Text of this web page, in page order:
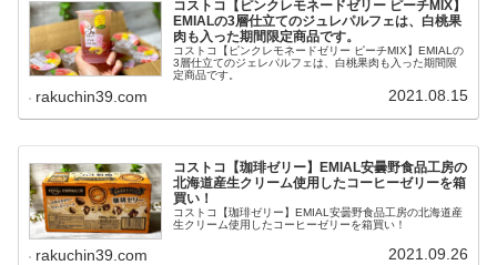
コストコ【ピンクレモネードゼリー ピーチMIX】
EMIALの3層仕立てのジュレパルフェは、白桃果
肉も入った期間限定商品です。
コストコ【ピンクレモネードゼリー ピーチMIX】EMIALの
3層仕立てのジェレパルフェは、白桃果肉も入った期間限
定商品です。
rakuchin39.com 2021.08.15
コストコ【珈琲ゼリー】EMIAL安曇野食品工房の
北海道産生クリーム使用したコーヒーゼリーを箱
買い！
コストコ【珈琲ゼリー】EMIAL安曇野食品工房の北海道産
生クリーム使用したコーヒーゼリーを箱買い！
rakuchin39.com 2021.09.26